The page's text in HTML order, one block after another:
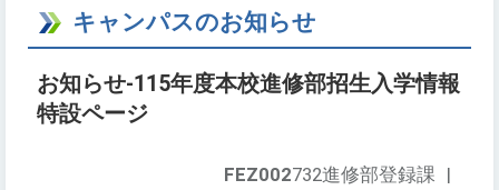
キャンパスのお知らせ
お知らせ-115年度本校進修部招生入学情報
特設ページ
FEZ002732進修部登録課 |